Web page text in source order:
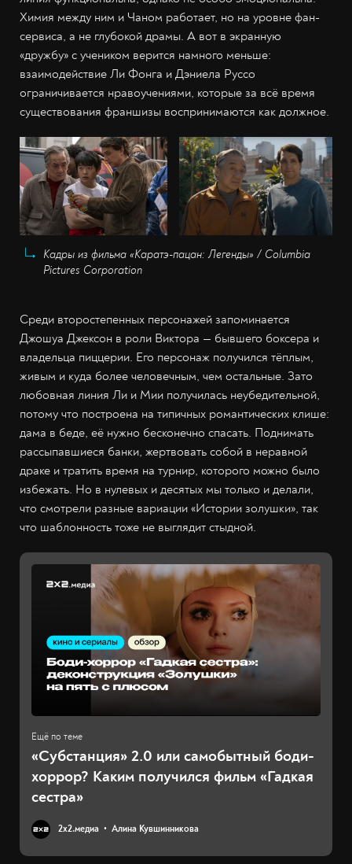
Химия между ним и Чаном работает, но на уровне фан-
сервиса, а не глубокой драмы. А вот в экранную
«дружбу» с учеником верится намного меньше:
взаимодействие Ли Фонга и Дэниела Руссо
ограничивается нравоучениями, которые за всё время
существования франшизы воспринимаются как должное.
Кадры из фильма «Каратэ-пацан: Легенды» / Columbia
Pictures Corporation
Среди второстепенных персонажей запоминается
Джошуа Джексон в роли Виктора — бывшего боксера и
владельца пиццерии. Его персонаж получился тёплым,
живым и куда более человечным, чем остальные. Зато
любовная линия Ли и Мии получилась неубедительной,
потому что построена на типичных романтических клише:
дама в беде, её нужно бесконечно спасать. Поднимать
рассыпавшиеся банки, жертвовать собой в неравной
драке и тратить время на турнир, которого можно было
избежать. Но в нулевых и десятых мы только и делали,
что смотрели разные вариации «Истории золушки», так
что шаблонность тоже не выглядит стыдной.
«Субстанция» 2.0 или самобытный боди-
хоррор? Каким получился фильм «Гадкая
сестра»
2х2.медиа Алина Кувшинникова